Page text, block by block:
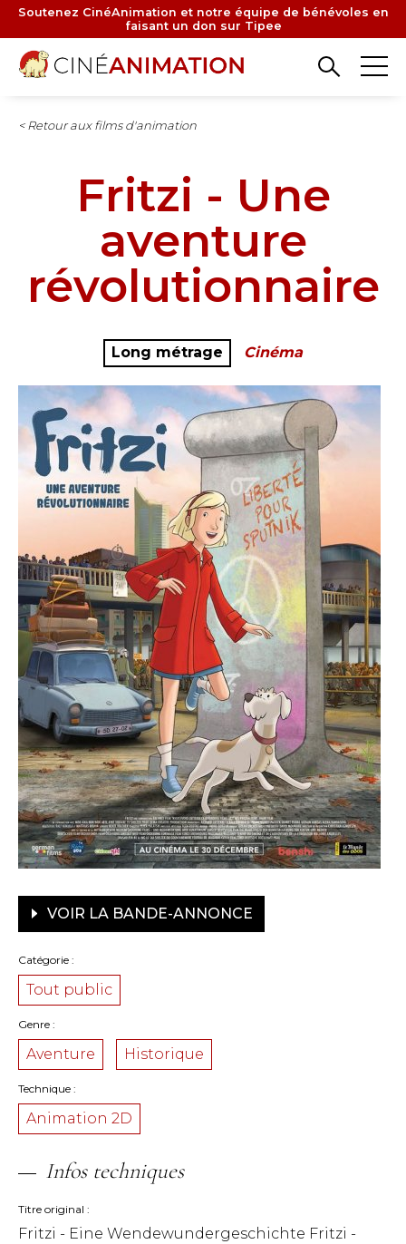
Aller
contenu
principal
Soutenez CinéAnimation et notre équipe de bénévoles en
faisant un don sur Tipee
< Retour aux films d'animation
Fritzi - Une
aventure
révolutionnaire
Long métrage Cinéma
VOIR LA BANDE-ANNONCE
Catégorie
Tout public
Genre
Aventure Historique
Technique
Animation 2D
Infos techniques
Titre original
Fritzi - Eine Wendewundergeschichte Fritzi -